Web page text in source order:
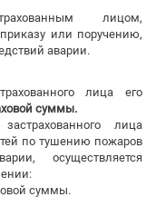
лицом,
или поручению,
аварии.
лица его
суммы.
лица
по тушению пожаров
осуществляется
суммы.